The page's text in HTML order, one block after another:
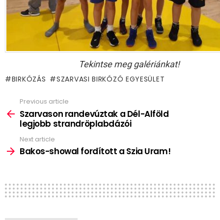
Tekintse meg galériánkat!
BIRKÓZÁS SZARVASI BIRKÓZÓ EGYESÜLET
more
Previous article
Szarvason randevúztak a Dél-Alföld
legjobb strandröplabdázói
Next article
Bakos-showal fordított a Szia Uram!